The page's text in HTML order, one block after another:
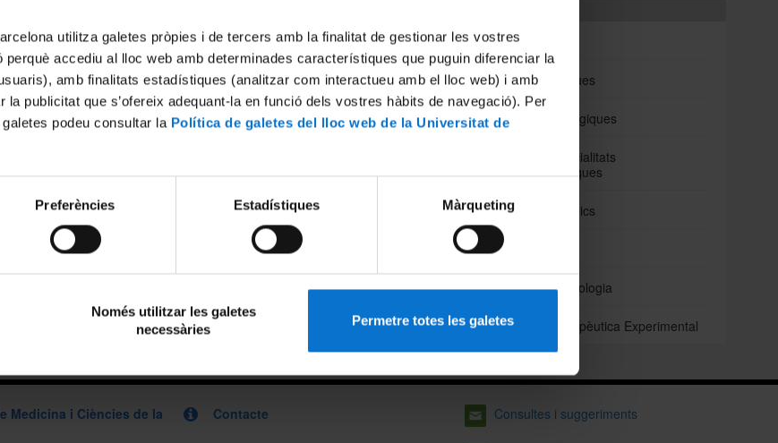
utilitza galetes pròpies i de tercers amb la finalitat de gestionar les vostres
accediu al lloc web amb determinades característiques que puguin diferenciar la
amb finalitats estadístiques (analitzar com interactueu amb el lloc web) i amb
la publicitat que s’ofereix adequant-la en funció dels vostres hàbits de navegació). Per
podeu consultar la Política de galetes del lloc web de la Universitat de
Preferències Estadístiques Màrqueting
Només utilitzar les galetes
necessàries
Permetre totes les galetes
Biomedicina
Ciències Clíniques
Ciències Fisiològiques
Cirurgia i Especialitats
Medicoquirúrgiques
Fonaments Clinics
Medicina
Odontoestomatologia
Patologia i Terapèutica Experimental
Medicina i Ciències de la
Contacte Consultes i suggeriments